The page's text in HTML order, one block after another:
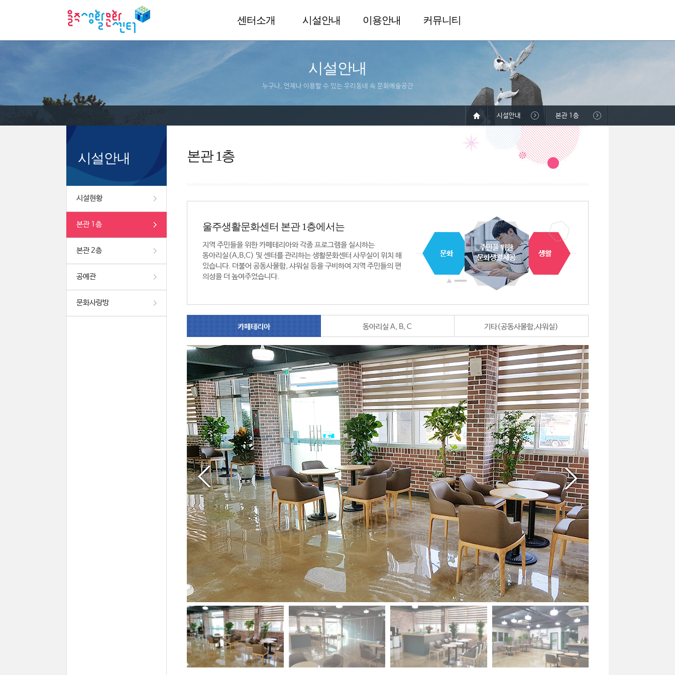
센터소개 시설안내 이용안내 커뮤니티
시설안내
누구나, 언제나 이용할 수 있는 우리동네 속 문화예술공간
시설안내
시설현황
본관 1층
본관 2층
공예관
문화사랑방
시설안내 본관 1층
본관 1층
울주생활문화센터 본관 1층에서는
지역 주민들을 위한 카페테리아와 각종 프로그램을 실시하는
동아리실(A,B,C) 및 센터를 관리하는 생활문화센터 사무실이 위치 해
있습니다. 더불어 공동사물함, 샤워실 등을 구비하여 지역 주민들의 편
의성을 더 높여주었습니다.
카페테리아 동아리실 A, B, C 기타(공동사물함,샤워실)